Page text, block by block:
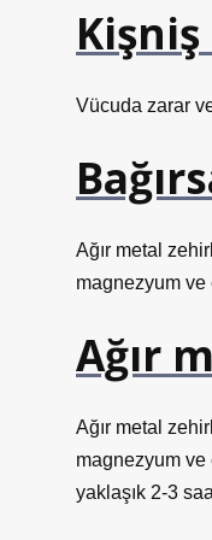
Vücuda zarar
Ağır metal
magnezyum
Ağır
Ağır metal
magnezyum ve
yaklaşık 2-3